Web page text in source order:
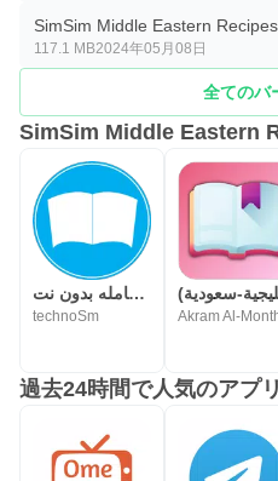
SimSim Middle Eastern
117.1 MB2024年05月08日
全てのバ
SimSim Middle Eastern
المكتبة الشامله بدون نت
technoSm
過去24時間で人気のアプリ